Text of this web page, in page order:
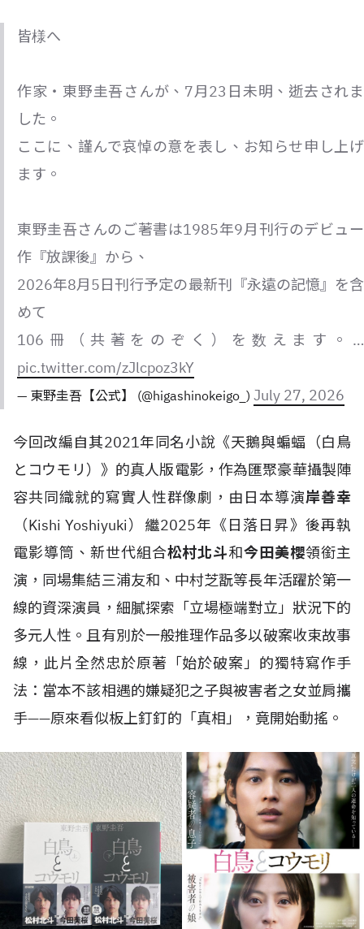
皆様へ
作家・東野圭吾さんが、7月23日未明、逝去されま
した。
ここに、謹んで哀悼の意を表し、お知らせ申し上げ
ます。
東野圭吾さんのご著書は1985年9月刊行のデビュー
作『放課後』から、
2026年8月5日刊行予定の最新刊『永遠の記憶』を含
めて
106冊（共著をのぞく）を数えます。…
pic.twitter.com/zJlcpoz3kY
— 東野圭吾【公式】 (@higashinokeigo_) July 27, 2026
今回改編自其2021年同名小說《天鵝與蝙蝠（白鳥
とコウモリ）》的真人版電影，作為匯聚豪華攝製陣
容共同織就的寫實人性群像劇，由日本導演岸善幸
（Kishi Yoshiyuki）繼2025年《日落日昇》後再執
電影導筒、新世代組合松村北斗和今田美櫻領銜主
演，同場集結三浦友和、中村芝翫等長年活躍於第一
線的資深演員，細膩探索「立場極端對立」狀況下的
多元人性。且有別於一般推理作品多以破案收束故事
線，此片全然忠於原著「始於破案」的獨特寫作手
法：當本不該相遇的嫌疑犯之子與被害者之女並肩攜
手——原來看似板上釘釘的「真相」，竟開始動搖。